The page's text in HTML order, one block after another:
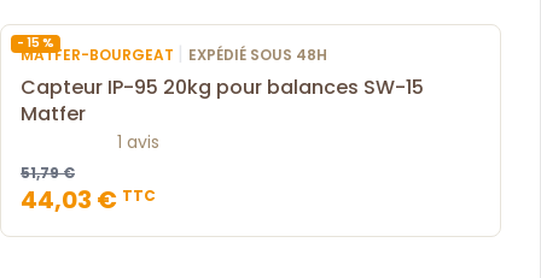
- 15 %
MATFER-BOURGEAT | EXPÉDIÉ SOUS 48H
Capteur IP-95 20kg pour balances SW-15
Matfer
1 avis
51,79 €
44,03 € TTC